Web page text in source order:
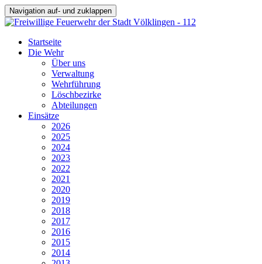
Navigation auf- und zuklappen
Startseite
Die Wehr
Über uns
Verwaltung
Wehrführung
Löschbezirke
Abteilungen
Einsätze
2026
2025
2024
2023
2022
2021
2020
2019
2018
2017
2016
2015
2014